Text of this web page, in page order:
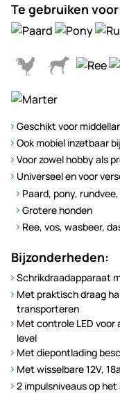
Te gebruiken
Geschikt voor
Ook mobiel inzetbaar
Voor zowel hobby als
Universeel en voor
Paard, pony,
Grotere honden
Ree, vos, wasbeer,
Bijzonderheden:
Schrikdraadapparaat
Met praktisch draag
transporteren
Met controle LED
level
Met diepontlading
Met wisselbare 12V,
2 impulsniveaus op